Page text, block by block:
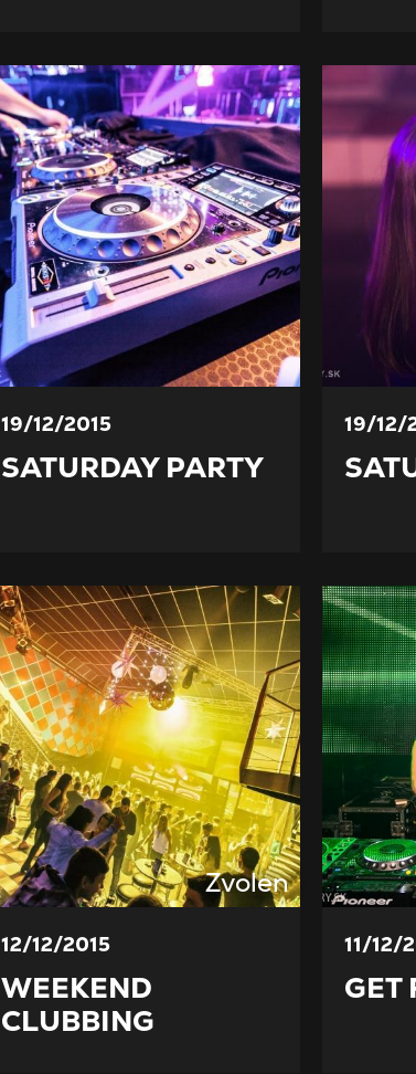
19/12/2015
SATURDAY PARTY
19/12/
Zvolen
12/12/2015
WEEKEND
CLUBBING
11/12/
GET